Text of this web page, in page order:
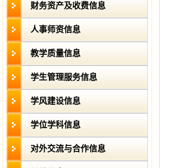
财务资产及收费信息
人事师资信息
教学质量信息
学生管理服务信息
学风建设信息
学位学科信息
对外交流与合作信息